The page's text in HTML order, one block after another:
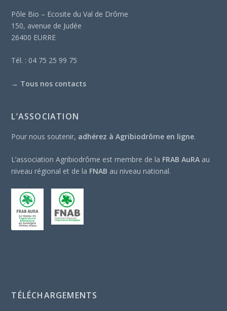
Pôle Bio – Ecosite du Val de Drôme
150, avenue de Judée
26400 EURRE
Tél. : 04 75 25 99 75
→ Tous nos contacts
L’ASSOCIATION
Pour nous soutenir, adhérez à Agribiodrôme en ligne.
L’association Agribiodrôme est membre de la FRAB AuRA au
niveau régional et de la FNAB au niveau national.
TÉLÉCHARGEMENTS